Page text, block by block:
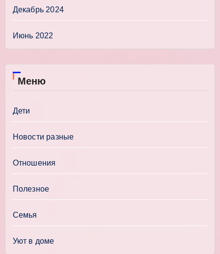
Декабрь 2024
Июнь 2022
Меню
Дети
Новости разные
Отношения
Полезное
Семья
Уют в доме